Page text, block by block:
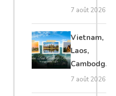
agence
locale :
guide
complet
7 août 2026
Vietnam,
Laos,
Cambodge,
Thaïlande :
voyage
7 août 2026